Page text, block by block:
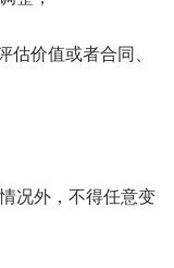
价值或者合同、
况外，不得任意变